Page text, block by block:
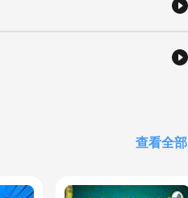
查看全部